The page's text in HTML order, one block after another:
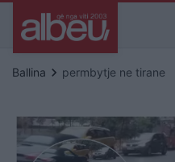
Ballina keyboard_arrow_right permbytje ne tirane